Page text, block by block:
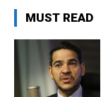
MUST READ